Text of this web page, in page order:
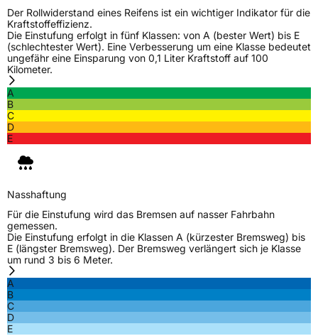
Der Rollwiderstand eines Reifens ist ein wichtiger Indikator für die
Kraftstoffeffizienz.
Die Einstufung erfolgt in fünf Klassen: von A (bester Wert) bis E
(schlechtester Wert). Eine Verbesserung um eine Klasse bedeutet
ungefähr eine Einsparung von 0,1 Liter Kraftstoff auf 100
Kilometer.
A
B
C
D
E
Nasshaftung
Für die Einstufung wird das Bremsen auf nasser Fahrbahn
gemessen.
Die Einstufung erfolgt in die Klassen A (kürzester Bremsweg) bis
E (längster Bremsweg). Der Bremsweg verlängert sich je Klasse
um rund 3 bis 6 Meter.
A
B
C
D
E